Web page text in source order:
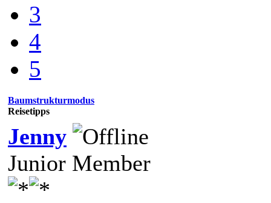
3
4
5
Baumstrukturmodus
Reisetipps
Jenny
Junior Member